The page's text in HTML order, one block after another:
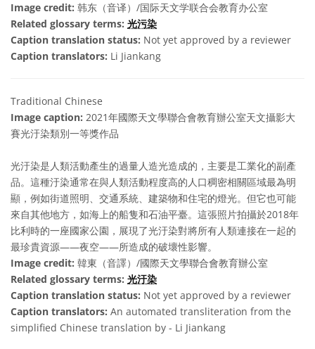
Image credit: 韩东（音译）/国际天文学联合会教育办公室
Related glossary terms: 光污染
Caption translation status: Not yet approved by a reviewer
Caption translators: Li Jiankang
Traditional Chinese
Image caption: 2021年國際天文學聯合會教育辦公室天文攝影大
賽光汙染類別一等獎作品
光汙染是人類活動產生的過量人造光造成的，主要是工業化的副產
品。這種汙染通常在與人類活動程度高的人口稠密相關區域最為明
顯，例如街道照明、交通系統、建築物和住宅的燈光。但它也可能
來自其他地方，如海上的船隻和石油平臺。這張照片拍攝於2018年
比利時的一座國家公園，展現了光汙染對將所有人類連接在一起的
最珍貴資源——夜空——所造成的破壞性影響。
Image credit: 韓東（音譯）/國際天文學聯合會教育辦公室
Related glossary terms: 光汙染
Caption translation status: Not yet approved by a reviewer
Caption translators: An automated transliteration from the
simplified Chinese translation by - Li Jiankang